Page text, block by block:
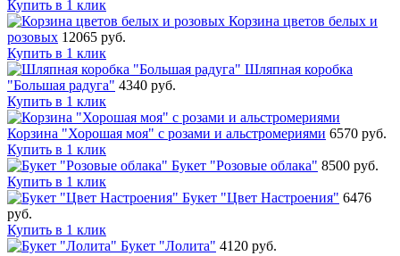
Купить в 1 клик
Корзина цветов белых и
розовых 12065 руб.
Купить в 1 клик
Шляпная коробка
"Большая радуга" 4340 руб.
Купить в 1 клик
Корзина "Хорошая моя" с розами и альстромериями 6570 руб.
Купить в 1 клик
Букет "Розовые облака" 8500 руб.
Купить в 1 клик
Букет "Цвет Настроения" 6476
руб.
Купить в 1 клик
Букет "Лолита" 4120 руб.